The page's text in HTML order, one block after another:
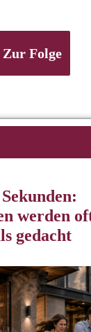
Zur Folge
werden
gedacht